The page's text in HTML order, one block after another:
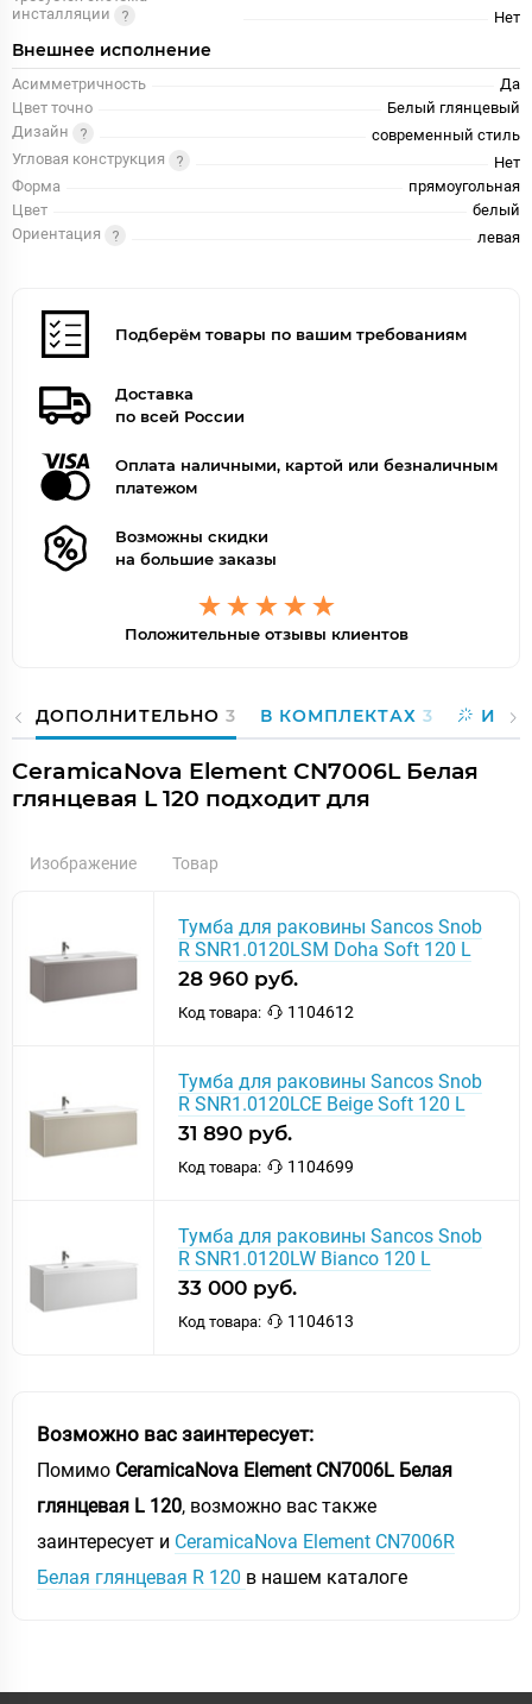
инсталляции
Нет
Внешнее исполнение
Асимметричность
Да
Цвет точно
Белый глянцевый
Дизайн
современный стиль
Угловая конструкция
Нет
Форма
прямоугольная
Цвет
белый
Ориентация
левая
Подберём товары по вашим требованиям
Доставка
по всей России
Оплата наличными, картой или безналичным
платежом
Возможны скидки
на большие заказы
Положительные отзывы клиентов
ДОПОЛНИТЕЛЬНО 3 В КОМПЛЕКТАХ 3 ИИ-
CeramicaNova Element CN7006L Белая
глянцевая L 120 подходит для
Изображение Товар
Тумба для раковины Sancos Snob
R SNR1.0120LSM Doha Soft 120 L
28 960 руб.
Код товара: 1104612
Тумба для раковины Sancos Snob
R SNR1.0120LCE Beige Soft 120 L
31 890 руб.
Код товара: 1104699
Тумба для раковины Sancos Snob
R SNR1.0120LW Bianco 120 L
33 000 руб.
Код товара: 1104613
Возможно вас заинтересует:
Помимо CeramicaNova Element CN7006L Белая
глянцевая L 120, возможно вас также
заинтересует и CeramicaNova Element CN7006R
Белая глянцевая R 120 в нашем каталоге